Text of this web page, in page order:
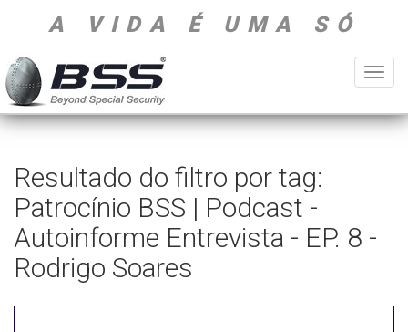
A VIDA É UMA SÓ
Resultado do filtro por tag:
Patrocínio BSS | Podcast -
Autoinforme Entrevista - EP. 8 -
Rodrigo Soares